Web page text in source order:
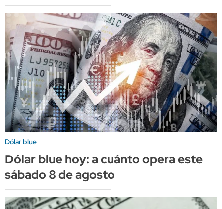
Dólar blue
Dólar blue hoy: a cuánto opera este
sábado 8 de agosto